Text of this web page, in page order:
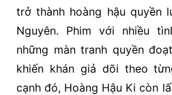
trở thành hoàng hậu quyền
Nguyên. Phim với nhiều
những màn tranh quyền
khiến khán giả dõi theo
cạnh đó, Hoàng Hậu Ki còn